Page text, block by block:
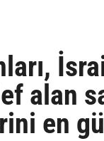
alan
en